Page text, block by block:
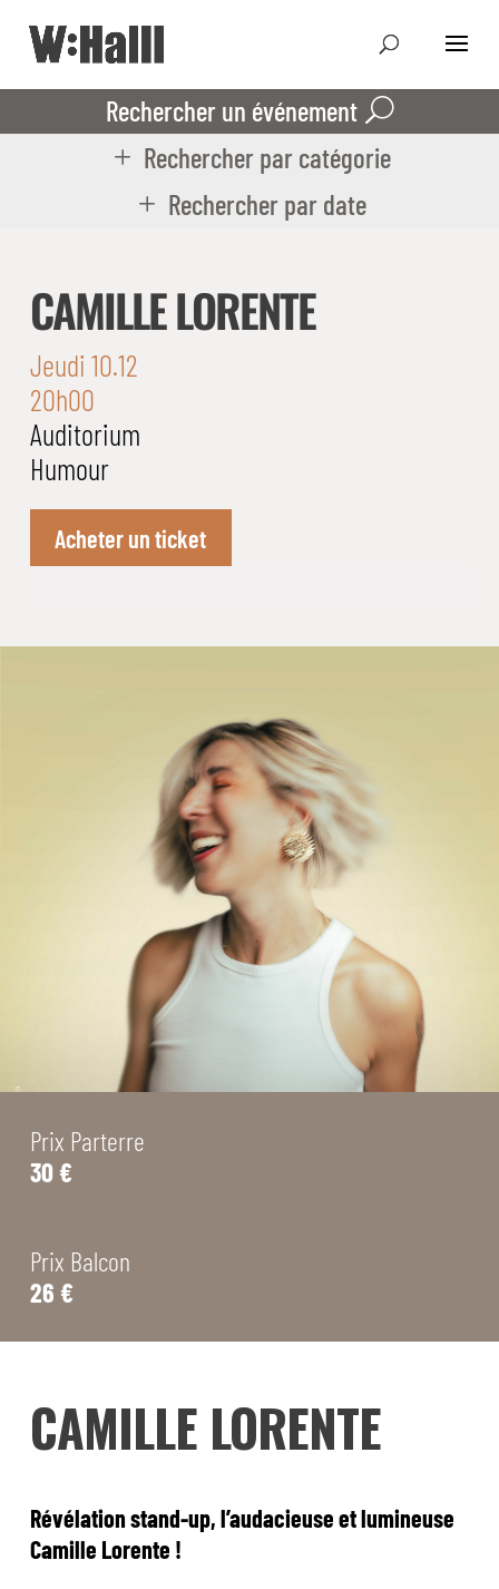
Rechercher un événement
Rechercher par catégorie
Rechercher par date
CAMILLE LORENTE
Jeudi 10.12
20h00
Auditorium
Humour
Acheter un ticket
Prix Parterre
30 €
Prix Balcon
26 €
CAMILLE LORENTE
Révélation stand-up, l’audacieuse et lumineuse
Camille Lorente !